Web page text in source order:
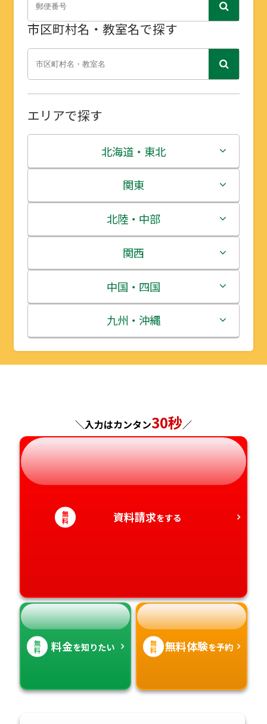
市区町村名・教室名で探す
エリアで探す
北海道・東北
北海道
青森県
岩手県
宮城県
秋田県
山形県
関東
茨城県
栃木県
群馬県
埼玉県
千葉県
神奈川県
北陸・中部
新潟県
富山県
石川県
福井県
長野県
岐阜県
静岡県
愛知県
関西
三重県
滋賀県
京都府
兵庫県
奈良県
和歌山県
中国・四国
鳥取県
島根県
広島県
山口県
徳島県
香川県
九州・沖縄
福岡県
長崎県
熊本県
大分県
宮崎県
＼入力はカンタン30秒／
無
料 資料請求をする
無
料 料金を知りたい 無
料 無料体験を予約